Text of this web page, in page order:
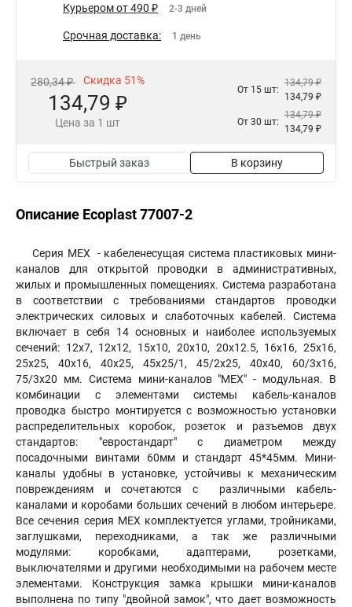
Курьером от 490 ₽ 2-3 дней
Срочная доставка: 1 день
280,34 ₽ Скидка 51%
134,79 ₽
Цена за 1 шт
От 15 шт:
134,79 ₽
134,79 ₽
От 30 шт:
134,79 ₽
134,79 ₽
Быстрый заказ В корзину
Описание Ecoplast 77007-2
Серия МЕХ - кабеленесущая система пластиковых мини-
каналов для открытой проводки в административных,
жилых и промышленных помещениях. Система разработана
в соответствии с требованиями стандартов проводки
электрических силовых и слаботочных кабелей. Система
включает в себя 14 основных и наиболее используемых
сечений: 12х7, 12х12, 15х10, 20х10, 20х12.5, 16х16, 25х16,
25х25, 40х16, 40х25, 45х25/1, 45/2x25, 40х40, 60/3х16,
75/3х20 мм. Система мини-каналов "МЕХ" - модульная. В
комбинации с элементами системы кабель-каналов
проводка быстро монтируется с возможностью установки
распределительных коробок, розеток и разъемов двух
стандартов: "евростандарт" с диаметром между
посадочными винтами 60мм и стандарт 45*45мм. Мини-
каналы удобны в установке, устойчивы к механическим
повреждениям и сочетаются с различными кабель-
каналами и коробами больших сечений в любом интерьере.
Все сечения серия МЕХ комплектуется углами, тройниками,
заглушками, переходниками, а так же различными
модулями: коробками, адаптерами, розетками,
выключателями и другими необходимыми на рабочем месте
элементами. Конструкция замка крышки мини-каналов
выполнена по типу "двойной замок", что дает возможность